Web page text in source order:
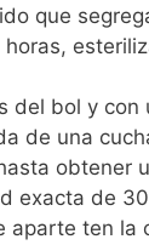
que
del bol y
de una
obtener
exacta de
aparte ten